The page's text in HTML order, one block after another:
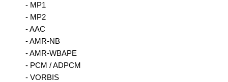
- MP1
- MP2
- AAC
- AMR-NB
- AMR-WBAPE
- PCM / ADPCM
- VORBIS